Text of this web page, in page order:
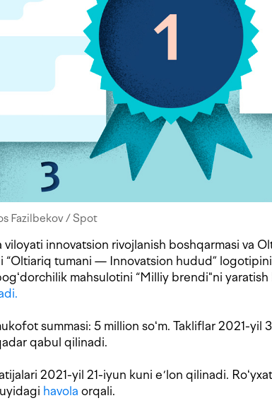
Fazilbekov / Spot
viloyati innovatsion rivojlanish boshqarmasi va
“Oltiariq tumani — Innovatsion hudud”
mahsulotini “Milliy brendi"ni yaratish
summasi: 5 million soʻm. Takliflar 2021-yil
qabul qilinadi.
2021-yil 21-iyun kuni eʼlon qilinadi.
havola orqali.